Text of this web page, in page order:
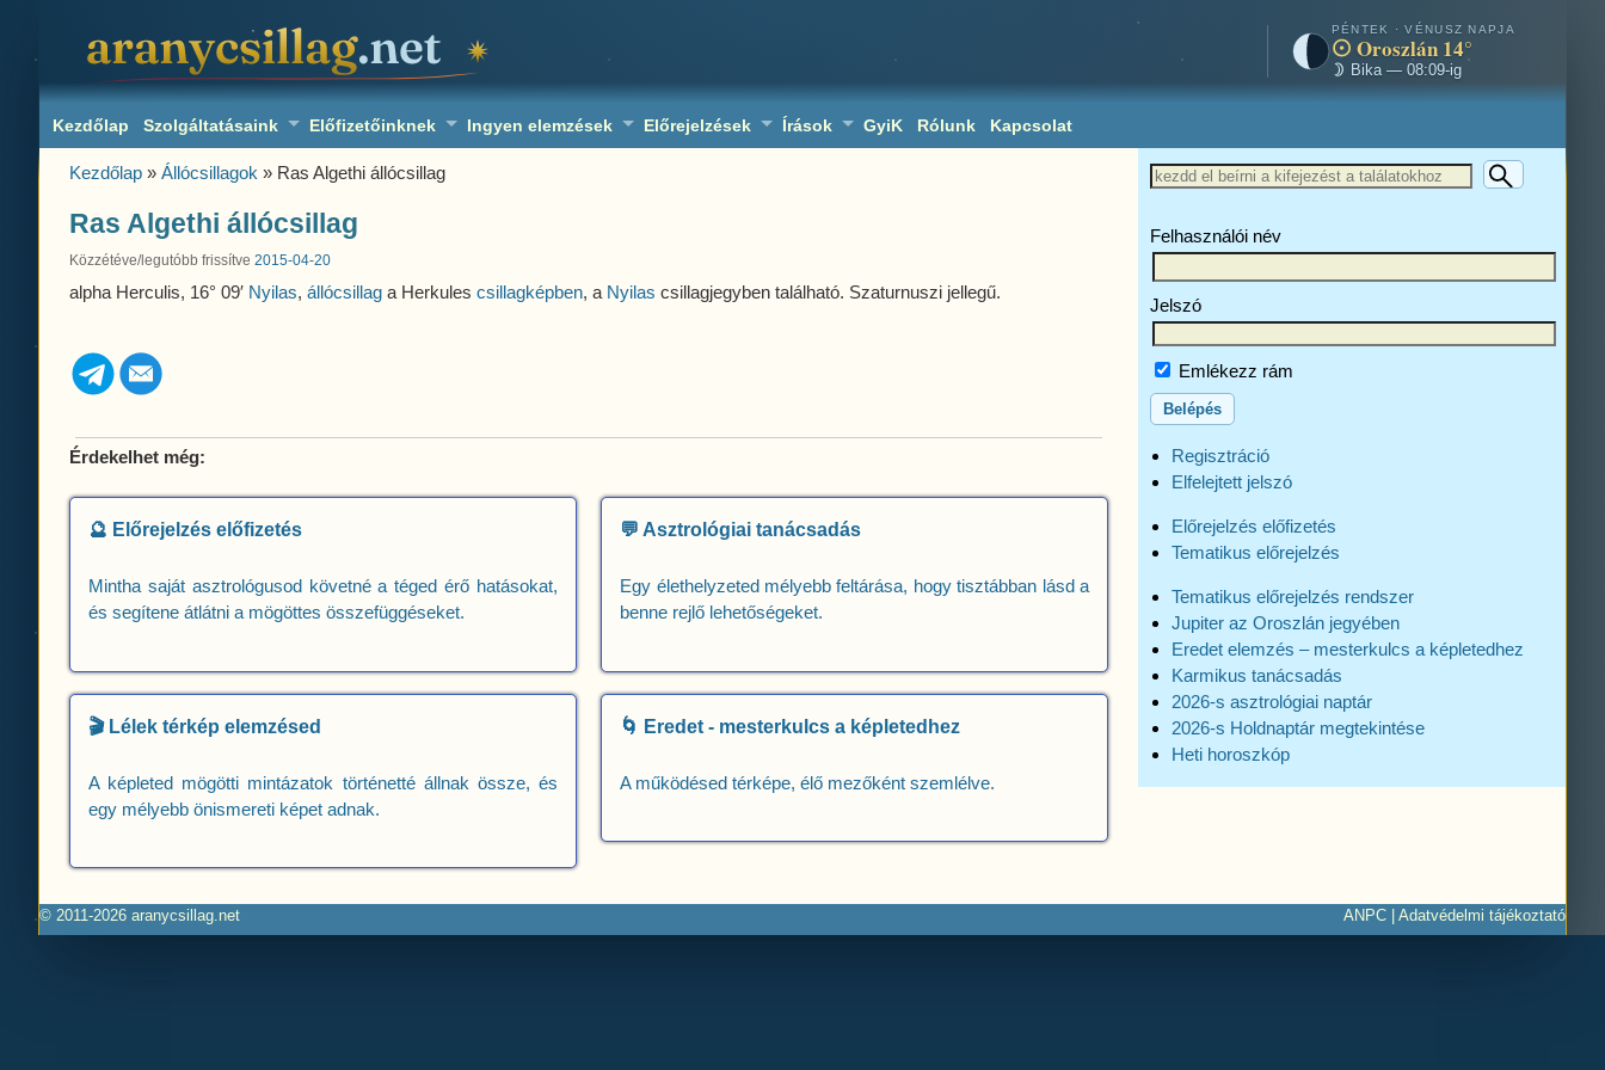
PÉNTEK · VÉNUSZ NAPJA
Oroszlán 14°
Bika — 08:09-ig
Kezdőlap Szolgáltatásaink Előfizetőinknek Ingyen elemzések Előrejelzések Írások GyiK Rólunk Kapcsolat
Kezdőlap » Állócsillagok » Ras Algethi állócsillag
Ras Algethi állócsillag
Közzétéve/legutóbb frissítve 2015-04-20
alpha Herculis, 16° 09′ Nyilas, állócsillag a Herkules csillagképben, a Nyilas csillagjegyben található. Szaturnuszi jellegű.
Érdekelhet még:
🔮 Előrejelzés előfizetés
Mintha saját asztrológusod követné a téged érő hatásokat,
és segítene átlátni a mögöttes összefüggéseket.
💬 Asztrológiai tanácsadás
Egy élethelyzeted mélyebb feltárása, hogy tisztábban lásd a
benne rejlő lehetőségeket.
🎬 Lélek térkép elemzésed
A képleted mögötti mintázatok történetté állnak össze, és
egy mélyebb önismereti képet adnak.
🌀 Eredet - mesterkulcs a képletedhez
A működésed térképe, élő mezőként szemlélve.
Felhasználói név
Jelszó
Emlékezz rám
Regisztráció
Elfelejtett jelszó
Előrejelzés előfizetés
Tematikus előrejelzés
Tematikus előrejelzés rendszer
Jupiter az Oroszlán jegyében
Eredet elemzés – mesterkulcs a képletedhez
Karmikus tanácsadás
2026-s asztrológiai naptár
2026-s Holdnaptár megtekintése
Heti horoszkóp
© 2011-2026 aranycsillag.net ANPC Adatvédelmi tájékoztató